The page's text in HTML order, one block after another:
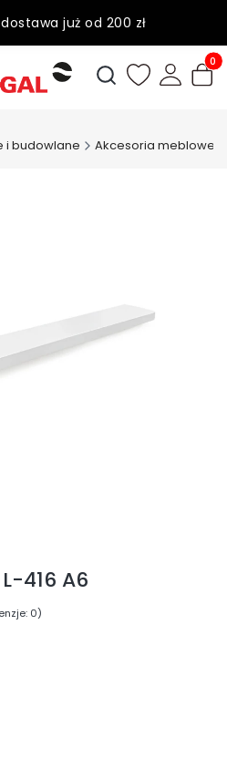
już od 200 zł
na wybrane produky
Otwórz
i budowlane Akcesoria meblowe
416 A6
0)